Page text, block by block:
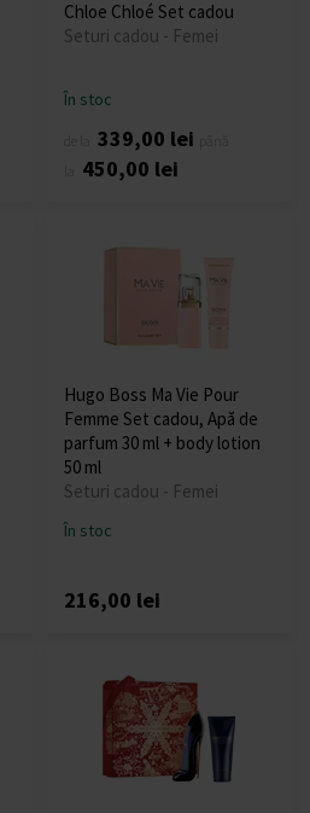
Chloe Chloé Set cadou
Seturi cadou - Femei
În stoc
339,00 lei
450,00 lei
Hugo Boss Ma Vie Pour
Femme Set cadou, Apă de
parfum 30 ml + body lotion
50 ml
Seturi cadou - Femei
În stoc
216,00 lei